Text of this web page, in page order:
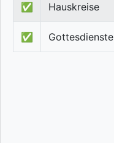
✅ Hauskreise
✅ Gottesdienste